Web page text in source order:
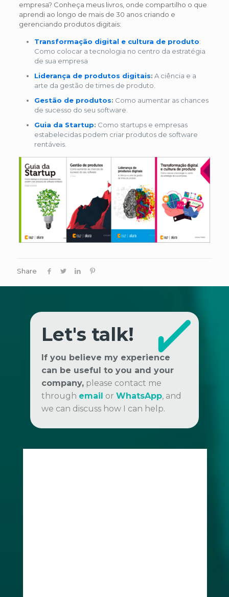
empresa? Conheça meus livros, onde compartilho o que
aprendi ao longo de mais de 30 anos criando e
gerenciando produtos digitais:
Transformação digital e cultura de produto:
Como colocar a tecnologia no centro da estratégia
de sua empresa
Liderança de produtos digitais: A ciência e a
arte da gestão de times de produto.
Gestão de produtos: Como aumentar as chances
de sucesso do seu software.
Guia da Startup: Como startups e empresas
estabelecidas podem criar produtos de software
rentáveis.
Share
Let's talk!
If you believe my experience
can be useful to you and your
company, please contact me
through email or WhatsApp, and
we can discuss how I can help.